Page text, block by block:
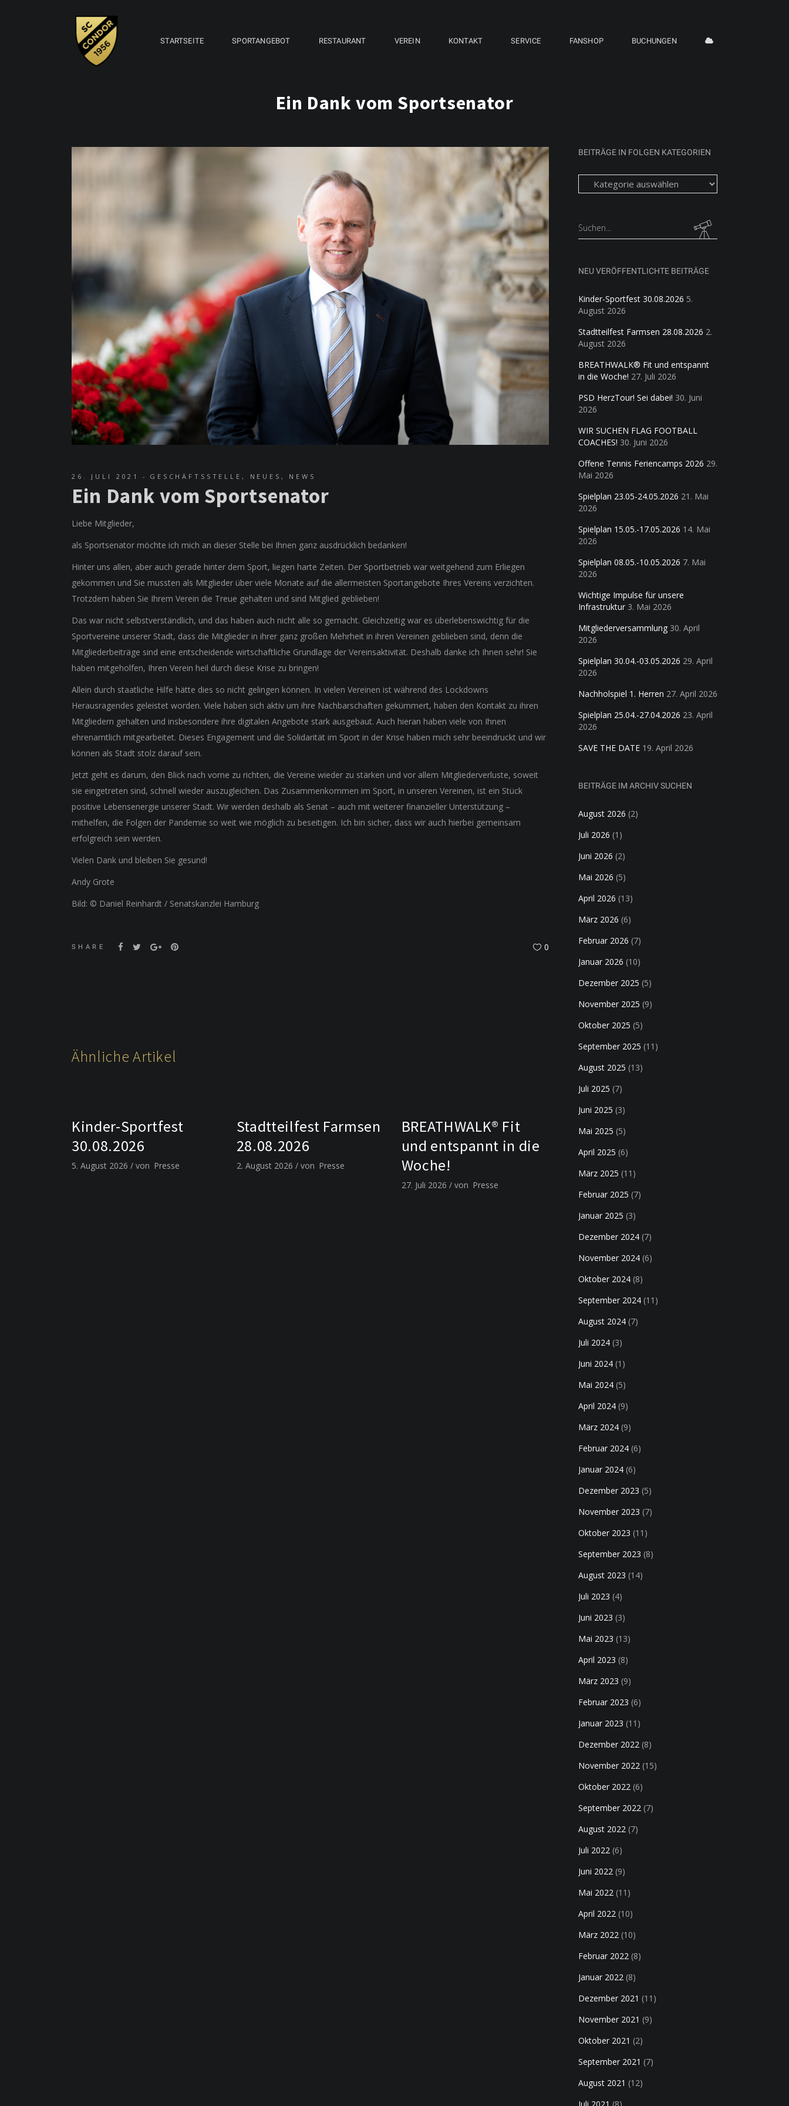
STARTSEITE SPORTANGEBOT RESTAURANT VEREIN KONTAKT SERVICE FANSHOP BUCHUNGEN
Ein Dank vom Sportsenator
26. JULI 2021 GESCHÄFTSSTELLE , NEUES , NEWS
Ein Dank vom Sportsenator
Liebe Mitglieder,
als Sportsenator möchte ich mich an dieser Stelle bei Ihnen ganz ausdrücklich bedanken!
Hinter uns allen, aber auch gerade hinter dem Sport, liegen harte Zeiten. Der Sportbetrieb war weitgehend zum Erliegen
gekommen und Sie mussten als Mitglieder über viele Monate auf die allermeisten Sportangebote Ihres Vereins verzichten.
Trotzdem haben Sie Ihrem Verein die Treue gehalten und sind Mitglied geblieben!
Das war nicht selbstverständlich, und das haben auch nicht alle so gemacht. Gleichzeitig war es überlebenswichtig für die
Sportvereine unserer Stadt, dass die Mitglieder in ihrer ganz großen Mehrheit in ihren Vereinen geblieben sind, denn die
Mitgliederbeiträge sind eine entscheidende wirtschaftliche Grundlage der Vereinsaktivität. Deshalb danke ich Ihnen sehr! Sie
haben mitgeholfen, Ihren Verein heil durch diese Krise zu bringen!
Allein durch staatliche Hilfe hätte dies so nicht gelingen können. In vielen Vereinen ist während des Lockdowns
Herausragendes geleistet worden. Viele haben sich aktiv um ihre Nachbarschaften gekümmert, haben den Kontakt zu ihren
Mitgliedern gehalten und insbesondere ihre digitalen Angebote stark ausgebaut. Auch hieran haben viele von Ihnen
ehrenamtlich mitgearbeitet. Dieses Engagement und die Solidarität im Sport in der Krise haben mich sehr beeindruckt und wir
können als Stadt stolz darauf sein.
Jetzt geht es darum, den Blick nach vorne zu richten, die Vereine wieder zu stärken und vor allem Mitgliederverluste, soweit
sie eingetreten sind, schnell wieder auszugleichen. Das Zusammenkommen im Sport, in unseren Vereinen, ist ein Stück
positive Lebensenergie unserer Stadt. Wir werden deshalb als Senat – auch mit weiterer finanzieller Unterstützung –
mithelfen, die Folgen der Pandemie so weit wie möglich zu beseitigen. Ich bin sicher, dass wir auch hierbei gemeinsam
erfolgreich sein werden.
Vielen Dank und bleiben Sie gesund!
Andy Grote
Bild: © Daniel Reinhardt / Senatskanzlei Hamburg
SHARE 0
Ähnliche Artikel
Kinder-Sportfest
30.08.2026
5. August 2026 von Presse
Stadtteilfest Farmsen
28.08.2026
2. August 2026 von Presse
BREATHWALK® Fit
und entspannt in die
Woche!
27. Juli 2026 von Presse
BEITRÄGE IN FOLGEN KATEGORIEN
Beiträge
in
Kategorien
Search
for:
NEU VERÖFFENTLICHTE BEITRÄGE
Kinder-Sportfest 30.08.2026 5.
August 2026
Stadtteilfest Farmsen 28.08.2026 2.
August 2026
BREATHWALK® Fit und entspannt
in die Woche! 27. Juli 2026
PSD HerzTour! Sei dabei! 30. Juni
2026
WIR SUCHEN FLAG FOOTBALL
COACHES! 30. Juni 2026
Offene Tennis Feriencamps 2026 29.
Mai 2026
Spielplan 23.05-24.05.2026 21. Mai
2026
Spielplan 15.05.-17.05.2026 14. Mai
2026
Spielplan 08.05.-10.05.2026 7. Mai
2026
Wichtige Impulse für unsere
Infrastruktur 3. Mai 2026
Mitgliederversammlung 30. April
2026
Spielplan 30.04.-03.05.2026 29. April
2026
Nachholspiel 1. Herren 27. April 2026
Spielplan 25.04.-27.04.2026 23. April
2026
SAVE THE DATE 19. April 2026
BEITRÄGE IM ARCHIV SUCHEN
August 2026 (2)
Juli 2026 (1)
Juni 2026 (2)
Mai 2026 (5)
April 2026 (13)
März 2026 (6)
Februar 2026 (7)
Januar 2026 (10)
Dezember 2025 (5)
November 2025 (9)
Oktober 2025 (5)
September 2025 (11)
August 2025 (13)
Juli 2025 (7)
Juni 2025 (3)
Mai 2025 (5)
April 2025 (6)
März 2025 (11)
Februar 2025 (7)
Januar 2025 (3)
Dezember 2024(7)
November 2024(6)
Oktober 2024(8)
September 2024(11)
August 2024(7)
Juli 2024(3)
Juni 2024(1)
Mai 2024(5)
April 2024(9)
März 2024(9)
Februar 2024(6)
Januar 2024(6)
Dezember 2023 (5)
November 2023 (7)
Oktober 2023 (11)
September 2023 (8)
August 2023 (14)
Juli 2023 (4)
Juni 2023 (3)
Mai 2023 (13)
April 2023 (8)
März 2023 (9)
Februar 2023 (6)
Januar 2023 (11)
Dezember 2022(8)
November 2022(15)
Oktober 2022(6)
September 2022(7)
August 2022(7)
Juli 2022(6)
Juni 2022(9)
Mai 2022(11)
April 2022(10)
März 2022(10)
Februar 2022(8)
Januar 2022(8)
Dezember 2021 (11)
November 2021 (9)
Oktober 2021 (2)
September 2021 (7)
August 2021 (12)